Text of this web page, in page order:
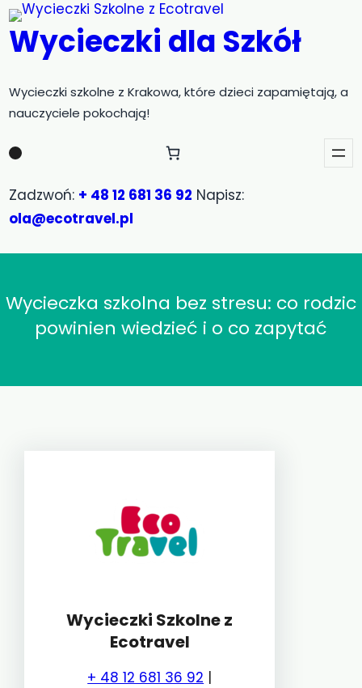
Przejdź
do
treści
Wycieczki dla Szkół
Wycieczki szkolne z Krakowa, które dzieci zapamiętają, a
nauczyciele pokochają!
Zadzwoń: + 48 12 681 36 92 Napisz:
ola@ecotravel.pl
Wycieczka szkolna bez stresu: co rodzic
powinien wiedzieć i o co zapytać
Wycieczki Szkolne z
Ecotravel
+ 48 12 681 36 92 |